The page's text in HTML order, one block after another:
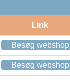
Link
Besøg webshop
Besøg webshop